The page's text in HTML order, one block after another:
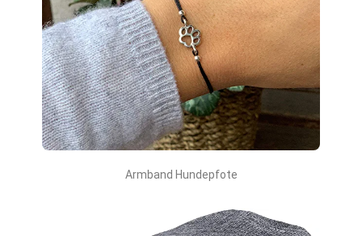
Armband Hundepfote